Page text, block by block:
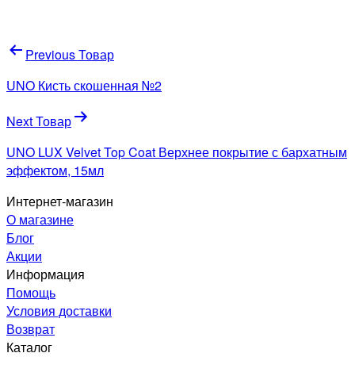
Навигация
по
записям
Previous Товар
UNO Кисть скошенная №2
Next Товар
UNO LUX Velvet Top Coat Верхнее покрытие с бархатным
эффектом, 15мл
Интернет-магазин
О магазине
Блог
Акции
Информация
Помощь
Условия доставки
Возврат
Каталог